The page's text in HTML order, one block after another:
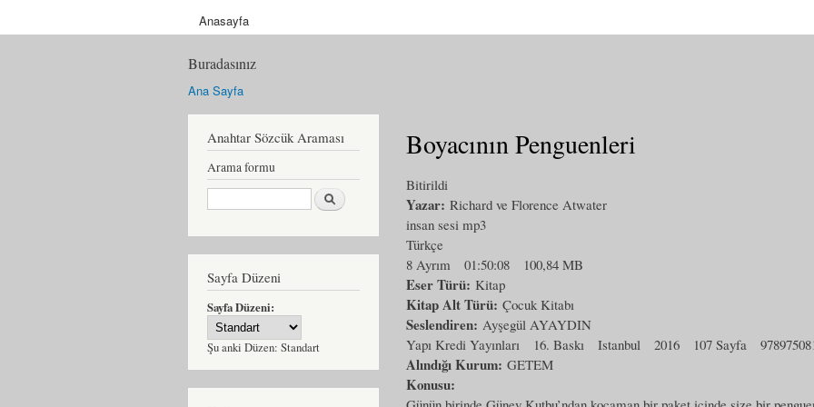
Anasayfa
Buradasınız
Ana Sayfa
Anahtar Sözcük Araması
Arama formu
Ara
Sayfa Düzeni
Sayfa Düzeni:
Şu anki Düzen: Standart
Boyacının Penguenleri
Bitirildi
Yazar: Richard ve Florence Atwater
insan sesi mp3
Türkçe
8 Ayrım
01:50:08 100,84 MB
Eser Türü: Kitap
Kitap Alt Türü: Çocuk Kitabı
Seslendiren: Ayşegül AYAYDIN
Yapı Kredi Yayınları
16. Baskı Istanbul 2016 107 Sayfa
Alındığı Kurum: GETEM
Konusu: